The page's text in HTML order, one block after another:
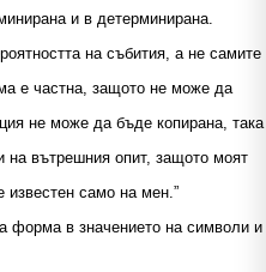
и в детерминирана.
на събития, а не самите
е частна, защото не може да
не може да бъде копирана, така
на вътрешния опит, защото моят
само на мен.”
форма в значението на символи и